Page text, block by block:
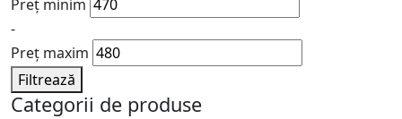
Preț minim
-
Preț maxim
Filtrează
Categorii de produse